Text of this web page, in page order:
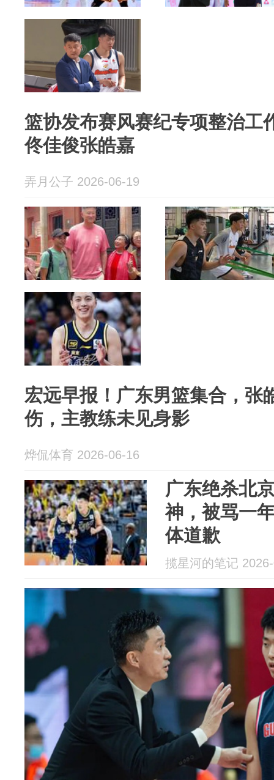
篮协发布赛风赛纪专项整治工
佟佳俊张皓嘉
弄月公子 2026-06-19
宏远早报！广东男篮集合，张
伤，主教练未见身影
烨侃体育 2026-06-16
广东绝杀北
神，被骂一
体道歉
揽星河的笔记